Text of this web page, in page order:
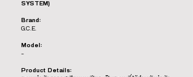
SYSTEM)
Brand:
G.C.E.
Model:
-
Product Details: